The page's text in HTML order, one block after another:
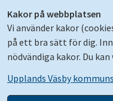
Kakor på webbplatsen
Vi använder kakor
på ett bra sätt för dig.
nödvändiga kakor. Du
Upplands Väsby